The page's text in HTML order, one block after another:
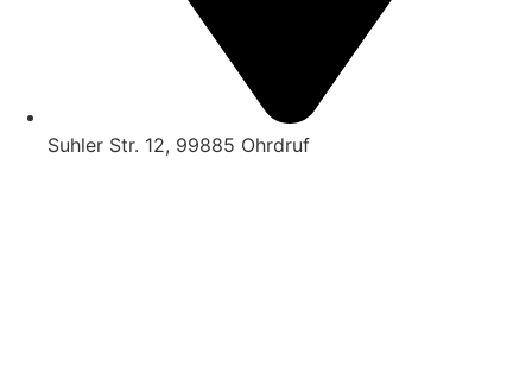
Suhler Str. 12, 99885 Ohrdruf